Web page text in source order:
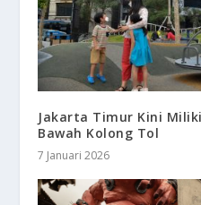
Jakarta Timur Kini
Bawah Kolong Tol
7 Januari 2026